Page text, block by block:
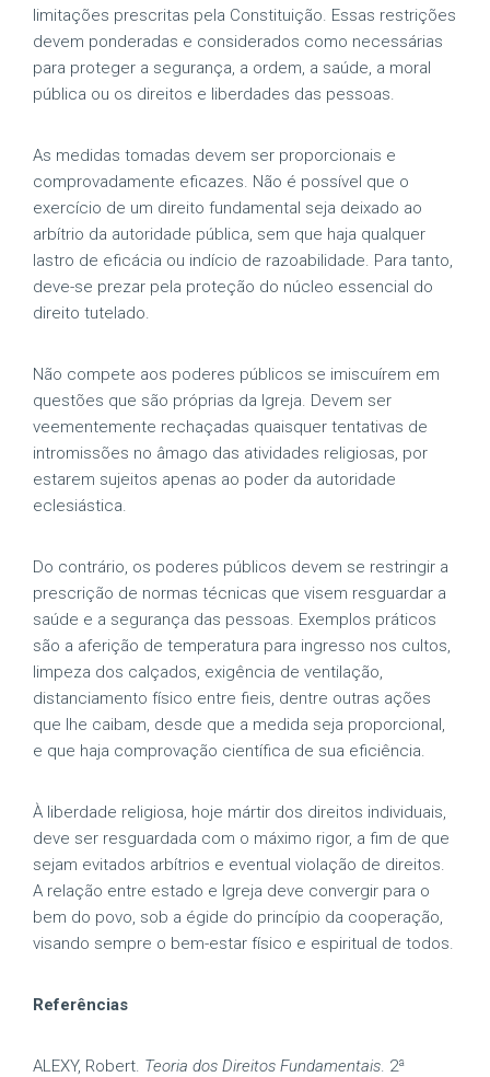
limitações prescritas pela Constituição. Essas restrições
devem ponderadas e considerados como necessárias
para proteger a segurança, a ordem, a saúde, a moral
pública ou os direitos e liberdades das pessoas.
As medidas tomadas devem ser proporcionais e
comprovadamente eficazes. Não é possível que o
exercício de um direito fundamental seja deixado ao
arbítrio da autoridade pública, sem que haja qualquer
lastro de eficácia ou indício de razoabilidade. Para tanto,
deve-se prezar pela proteção do núcleo essencial do
direito tutelado.
Não compete aos poderes públicos se imiscuírem em
questões que são próprias da Igreja. Devem ser
veementemente rechaçadas quaisquer tentativas de
intromissões no âmago das atividades religiosas, por
estarem sujeitos apenas ao poder da autoridade
eclesiástica.
Do contrário, os poderes públicos devem se restringir a
prescrição de normas técnicas que visem resguardar a
saúde e a segurança das pessoas. Exemplos práticos
são a aferição de temperatura para ingresso nos cultos,
limpeza dos calçados, exigência de ventilação,
distanciamento físico entre fieis, dentre outras ações
que lhe caibam, desde que a medida seja proporcional,
e que haja comprovação científica de sua eficiência.
À liberdade religiosa, hoje mártir dos direitos individuais,
deve ser resguardada com o máximo rigor, a fim de que
sejam evitados arbítrios e eventual violação de direitos.
A relação entre estado e Igreja deve convergir para o
bem do povo, sob a égide do princípio da cooperação,
visando sempre o bem-estar físico e espiritual de todos.
Referências
ALEXY, Robert. Teoria dos Direitos Fundamentais. 2ª